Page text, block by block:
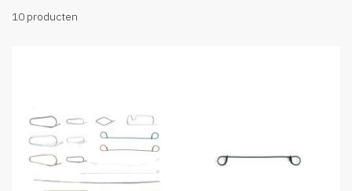
10 producten